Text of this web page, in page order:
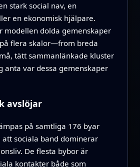
stark social nav, en
en ekonomisk hjälpare.
modellen dolda gemenskaper
flera skalor—from breda
tätt sammanlänkade kluster
var dessa gemenskaper
avslöjar
på samtliga 176 byar
sociala band dominerar
De flesta bybor är
kontakter både som